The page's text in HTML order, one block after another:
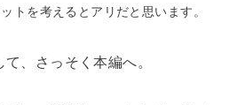
トを考えるとアリだと思います。
、さっそく本編へ。